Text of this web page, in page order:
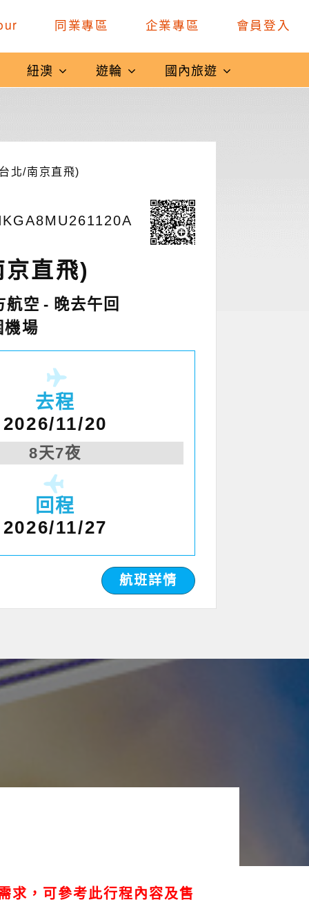
同業專區 企業專區 會員登入
紐澳 遊輪 國內旅遊
北/南京直飛)
直飛)
航空
晚去午回
機場
去程
2026/11/20
8天7夜
回程
2026/11/27
航班詳情
求，可參考此行程內容及售